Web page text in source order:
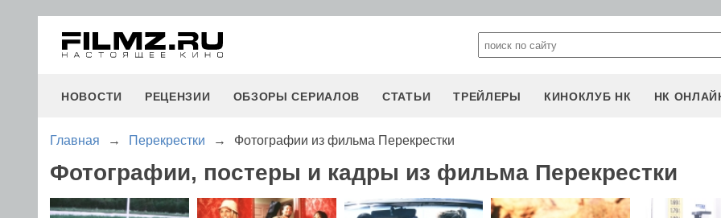
НОВОСТИ РЕЦЕНЗИИ ОБЗОРЫ СЕРИАЛОВ СТАТЬИ ТРЕЙЛЕРЫ КИНОКЛУБ НК НК
Главная → Перекрестки → Фотографии из фильма Перекрестки
Фотографии, постеры и кадры из фильма Перекрестки